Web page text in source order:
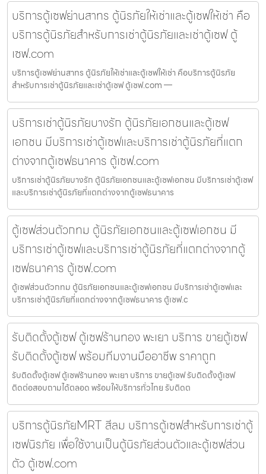
บริการตู้เซฟย่านสาทร ตู้นิรภัยให้เช่าและตู้เซฟให้เช่า คือ
บริการตู้นิรภัยสำหรับการเช่าตู้นิรภัยและเช่าตู้เซฟ ตู้
เซฟ.com
บริการตู้เซฟย่านสาทร ตู้นิรภัยให้เช่าและตู้เซฟให้เช่า คือบริการตู้นิรภัย
สำหรับการเช่าตู้นิรภัยและเช่าตู้เซฟ ตู้เซฟ.com —
บริการเช่าตู้นิรภัยบางรัก ตู้นิรภัยเอกชนและตู้เซฟ
เอกชน มีบริการเช่าตู้เซฟและบริการเช่าตู้นิรภัยที่แตก
ต่างจากตู้เซฟธนาคาร ตู้เซฟ.com
บริการเช่าตู้นิรภัยบางรัก ตู้นิรภัยเอกชนและตู้เซฟเอกชน มีบริการเช่าตู้เซฟ
และบริการเช่าตู้นิรภัยที่แตกต่างจากตู้เซฟธนาคาร
ตู้เซฟส่วนตัวกทม ตู้นิรภัยเอกชนและตู้เซฟเอกชน มี
บริการเช่าตู้เซฟและบริการเช่าตู้นิรภัยที่แตกต่างจากตู้
เซฟธนาคาร ตู้เซฟ.com
ตู้เซฟส่วนตัวกทม ตู้นิรภัยเอกชนและตู้เซฟเอกชน มีบริการเช่าตู้เซฟและ
บริการเช่าตู้นิรภัยที่แตกต่างจากตู้เซฟธนาคาร ตู้เซฟ.c
รับติดตั้งตู้เซฟ ตู้เซฟร้านทอง พะเยา บริการ ขายตู้เซฟ
รับติดตั้งตู้เซฟ พร้อมทีมงานมืออาชีพ ราคาถูก
รับติดตั้งตู้เซฟ ตู้เซฟร้านทอง พะเยา บริการ ขายตู้เซฟ รับติดตั้งตู้เซฟ
ติดต่อสอบถามได้ตลอด พร้อมให้บริการทั่วไทย รับติดต
บริการตู้นิรภัยMRT สีลม บริการตู้เซฟสำหรับการเช่าตู้
เซฟนิรภัย เพื่อใช้งานเป็นตู้นิรภัยส่วนตัวและตู้เซฟส่วน
ตัว ตู้เซฟ.com